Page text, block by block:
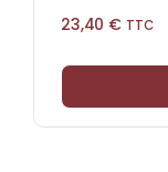
23,40 € TTC